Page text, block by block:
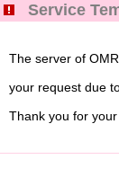
Service
The server of
your request due
Thank you for your